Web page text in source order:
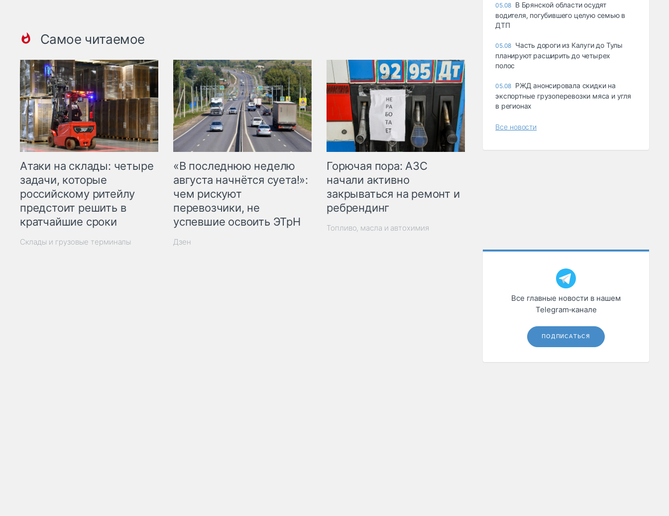
Самое читаемое
Атаки на склады: четыре
задачи, которые
российскому ритейлу
предстоит решить в
кратчайшие сроки
Склады и грузовые терминалы
«В последнюю неделю
августа начнётся суета!»:
чем рискуют
перевозчики, не
успевшие освоить ЭТрН
Дзен
Горючая пора: АЗС
начали активно
закрываться на ремонт и
ребрендинг
Топливо, масла и автохимия
05.08 В Брянской области осудят
водителя, погубившего целую семью в
ДТП
05.08 Часть дороги из Калуги до Тулы
планируют расширить до четырех
полос
05.08 РЖД анонсировала скидки на
экспортные грузоперевозки мяса и угля
в регионах
Все новости
Все главные новости в нашем
Telegram‑канале
ПОДПИСАТЬСЯ